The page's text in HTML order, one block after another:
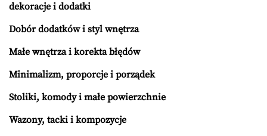
dekoracje i dodatki
Dobór dodatków i styl wnętrza
Małe wnętrza i korekta błędów
Minimalizm, proporcje i porządek
Stoliki, komody i małe powierzchnie
Wazony, tacki i kompozycje